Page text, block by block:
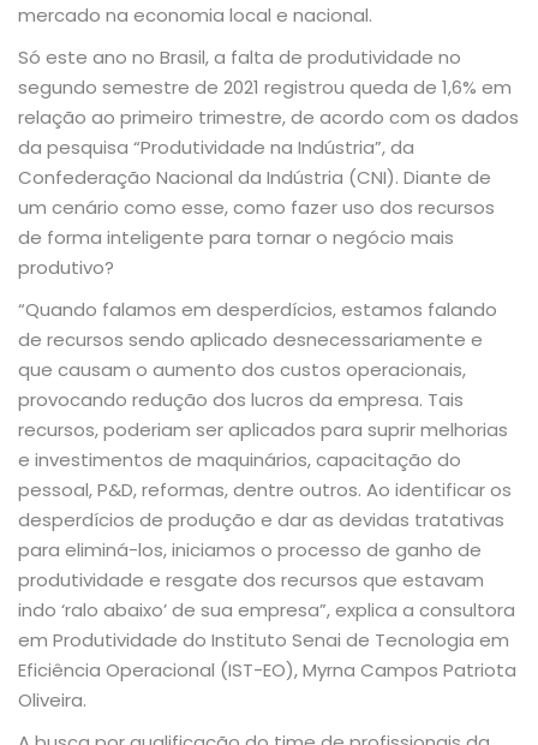
mercado na economia local e nacional.
Só este ano no Brasil, a falta de produtividade no
segundo semestre de 2021 registrou queda de 1,6% em
relação ao primeiro trimestre, de acordo com os dados
da pesquisa “Produtividade na Indústria”, da
Confederação Nacional da Indústria (CNI). Diante de
um cenário como esse, como fazer uso dos recursos
de forma inteligente para tornar o negócio mais
produtivo?
“Quando falamos em desperdícios, estamos falando
de recursos sendo aplicado desnecessariamente e
que causam o aumento dos custos operacionais,
provocando redução dos lucros da empresa. Tais
recursos, poderiam ser aplicados para suprir melhorias
e investimentos de maquinários, capacitação do
pessoal, P&D, reformas, dentre outros. Ao identificar os
desperdícios de produção e dar as devidas tratativas
para eliminá-los, iniciamos o processo de ganho de
produtividade e resgate dos recursos que estavam
indo ‘ralo abaixo’ de sua empresa”, explica a consultora
em Produtividade do Instituto Senai de Tecnologia em
Eficiência Operacional (IST-EO), Myrna Campos Patriota
Oliveira.